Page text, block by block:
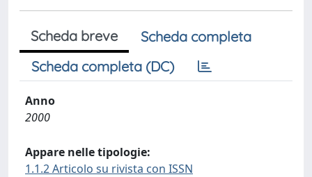
Scheda breve
Scheda completa
Scheda completa (DC)
Anno
2000
Appare nelle tipologie:
1.1.2 Articolo su rivista con ISSN